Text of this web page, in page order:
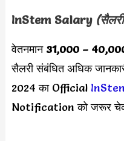
InStem Salary
वेतनमान 31,000 –
सैलरी संबंधित अधिक
2024 का Official
Notification को जरूर